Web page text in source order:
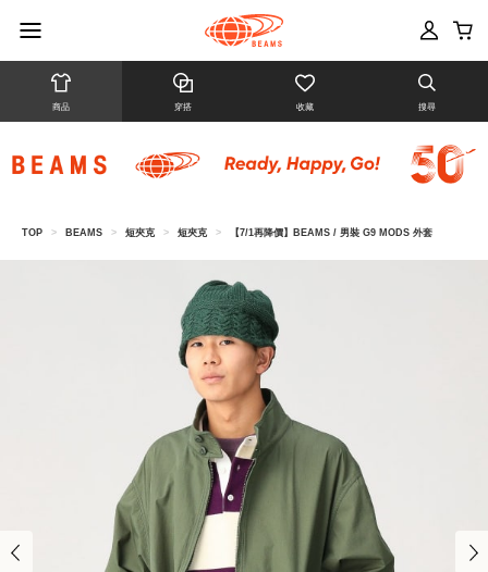
商品 穿搭 收藏 搜尋
TOP > BEAMS > 短夾克 > 短夾克 > 【7/1再降價】BEAMS / 男裝 G9 MODS 外套